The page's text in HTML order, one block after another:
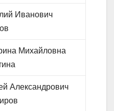
Иванович
Михайловна
Александрович